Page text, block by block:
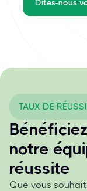
Dites-nous
TAUX DE
notre
réussite
Que vous